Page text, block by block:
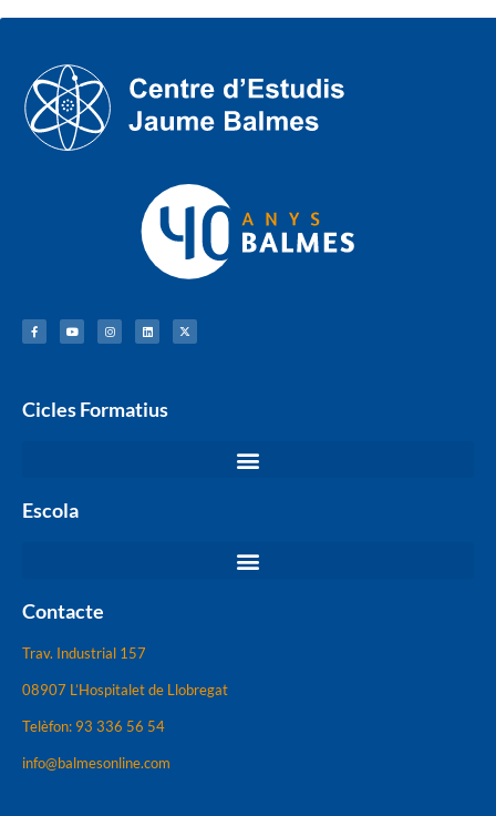
Cicles Formatius
Escola
Contacte
Trav. Industrial 157
08907 L’Hospitalet de Llobregat
Telèfon: 93 336 56 54
info@balmesonline.com